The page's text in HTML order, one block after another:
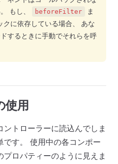
もし、
beforeFilter
ま
クに依存している場合、 あな
するときに手動でそれらを呼
使用
トローラーに読込んでしま
です。 使用中の各コンポー
ロパティーのように見えま